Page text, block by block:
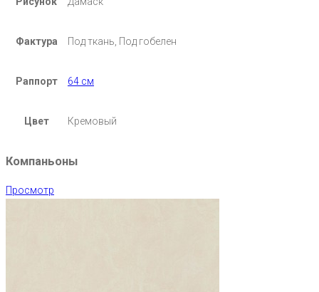
Фактура Под ткань, Под гобелен
Раппорт 64 см
Цвет Кремовый
Компаньоны
Просмотр